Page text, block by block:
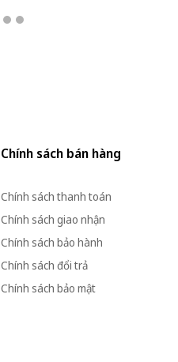
Chính sách bán hàng
Chính sách thanh toán
Chính sách giao nhận
Chính sách bảo hành
Chính sách đổi trả
Chính sách bảo mật